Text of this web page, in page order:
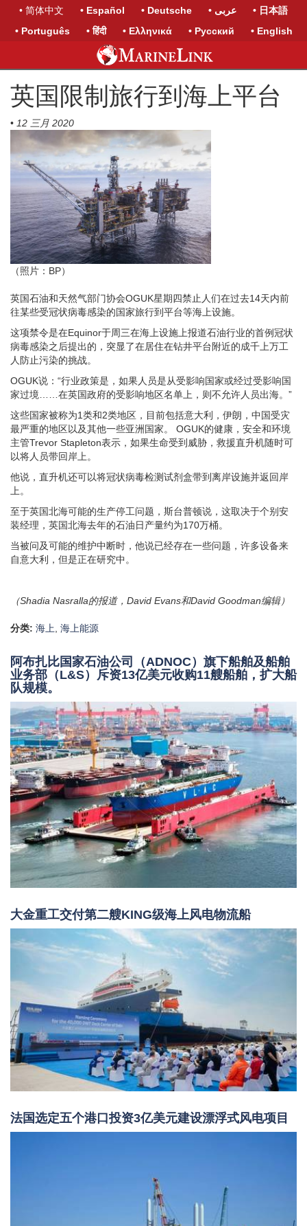
• 简体中文 • Español • Deutsche • عربى
• 日本語
• Português
• हिंदी • Ελληνικά • Русский • English
英国限制旅行到海上平台
• 12 三月 2020
（照片：BP）
英国石油和天然气部门协会OGUK星期四禁止人们在过去14天内前
往某些受冠状病毒感染的国家旅行到平台等海上设施。
这项禁令是在Equinor于周三在海上设施上报道石油行业的首例冠状
病毒感染之后提出的，突显了在居住在钻井平台附近的成千上万工
人防止污染的挑战。
OGUK说：“行业政策是，如果人员是从受影响国家或经过受影响国
家过境……在英国政府的受影响地区名单上，则不允许人员出海。”
这些国家被称为1类和2类地区，目前包括意大利，伊朗，中国受灾
最严重的地区以及其他一些亚洲国家。 OGUK的健康，安全和环境
主管Trevor Stapleton表示，如果生命受到威胁，救援直升机随时可
以将人员带回岸上。
他说，直升机还可以将冠状病毒检测试剂盒带到离岸设施并返回岸
上。
至于英国北海可能的生产停工问题，斯台普顿说，这取决于个别安
装经理，英国北海去年的石油日产量约为170万桶。
当被问及可能的维护中断时，他说已经存在一些问题，许多设备来
自意大利，但是正在研究中。
（Shadia Nasralla的报道，David Evans和David Goodman编辑）
分类: 海上 海上能源
阿布扎比国家石油公司（ADNOC）旗下船舶及船舶
业务部（L&S）斥资13亿美元收购11艘船舶，扩大船
队规模。
大金重工交付第二艘KING级海上风电物流船
法国选定五个港口投资3亿美元建设漂浮式风电项目